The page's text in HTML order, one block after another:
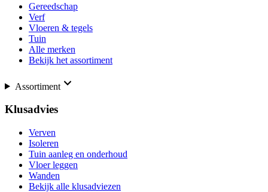
Gereedschap
Verf
Vloeren & tegels
Tuin
Alle merken
Bekijk het assortiment
Assortiment
Klusadvies
Verven
Isoleren
Tuin aanleg en onderhoud
Vloer leggen
Wanden
Bekijk alle klusadviezen